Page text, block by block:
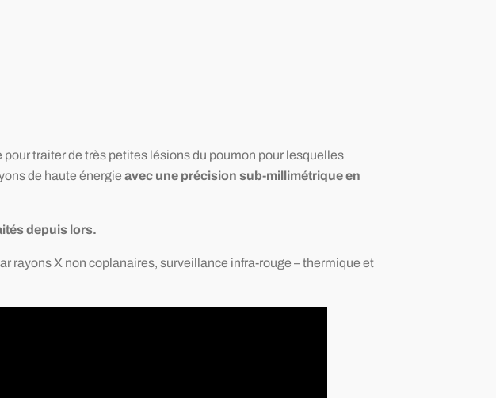
pour traiter de très petites lésions du poumon pour lesquelles
de haute énergie avec une précision sub-millimétrique en
depuis lors.
rayons X non coplanaires, surveillance infra-rouge – thermique et